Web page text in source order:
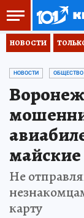
НОВОСТИ
НОВОСТИ ОБЩЕСТВО
майские
Не
карту